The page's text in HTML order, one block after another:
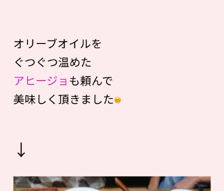
オリーブオイルを
ぐつぐつ温めた
アヒージョ も頼んで
美味しく頂きました
↓